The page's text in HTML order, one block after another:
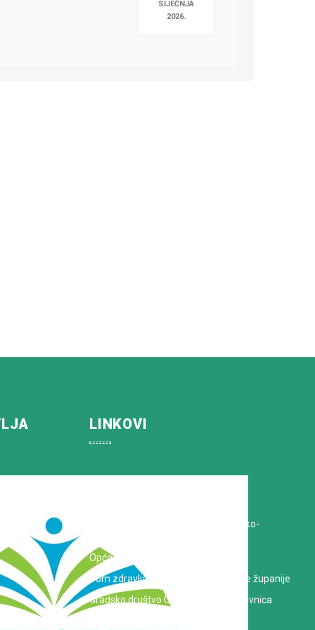
SIJEČNJA
2026.
LINKOVI
Zavod za javno zdravstvo Koprivničko-
Opća bolnica dr. Tomislav Bardek
Dom zdravlja Koprivničko-križevačke županije
Gradsko društvo Crvenog križa Koprivnica